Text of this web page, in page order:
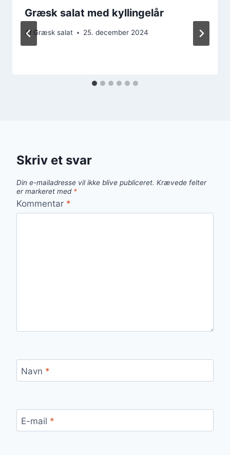
Græsk salat med kyllingelår
Af Græsk salat 25. december 2024
Skriv et svar
Din e-mailadresse vil ikke blive publiceret. Krævede felter
er markeret med *
Kommentar *
Navn *
E-mail *